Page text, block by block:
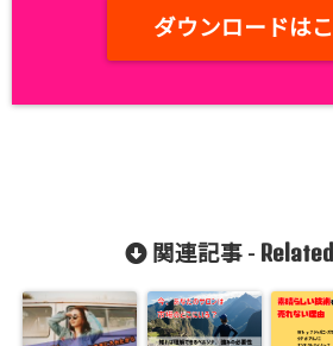
ダウンロードは
関連記事 -